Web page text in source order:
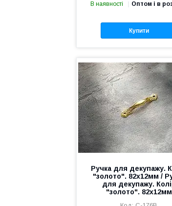
В наявності Оптом і в
Купити
Ручка для декупажу.
"золото". 82х12мм /
для декупажу.
"золото". 82х12мм